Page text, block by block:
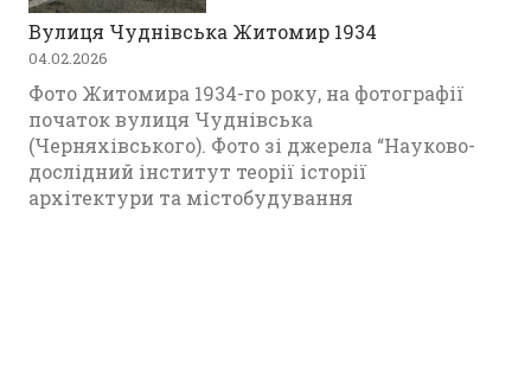
Вулиця Чуднівська Житомир 1934
04.02.2026
Фото Житомира 1934-го року, на фотографії
початок вулиця Чуднівська
(Черняхівського). Фото зі джерела “Науково-
дослідний інститут теорії історії
архітектури та містобудування